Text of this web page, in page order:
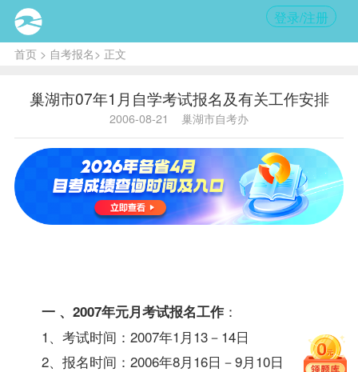
登录/注册
首页> 自考报名> 正文
巢湖市07年1月自学考试报名及有关工作安排
2006-08-21 巢湖市自考办
内容提
2006年
10月考试
成绩考生
一 、2007年元月考试报名工作：
1、考试时间：2007年1月13－14日
2、 报名时间：2006年8月16日－9月10日